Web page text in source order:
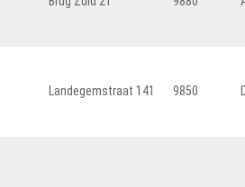
Landegemstraat 141 9850